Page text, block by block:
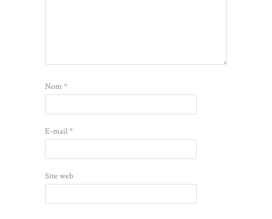
Nom*
E-mail*
Site web